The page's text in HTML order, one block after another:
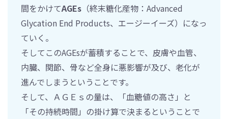
間をかけてAGEs （終末糖化産物：Advanced
Glycation End Products、エージーイーズ）になっ
ていく。
そしてこのAGEsが蓄積することで、皮膚や血管、
内臓、関節、骨など全身に悪影響が及び、老化が
進んでしまうということです。
そして、ＡＧＥｓの量は、「血糖値の高さ」と
「その持続時間」の掛け算で決まるということで